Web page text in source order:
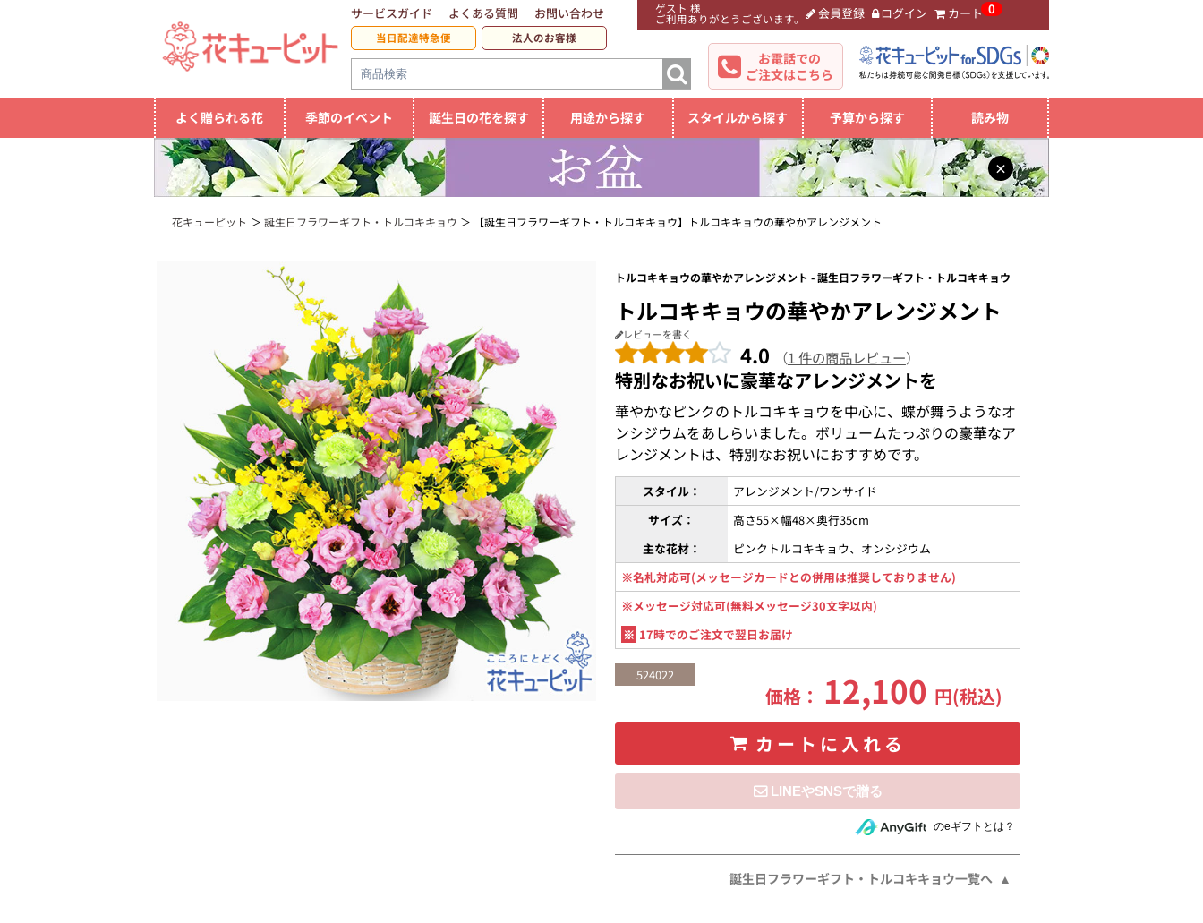
ゲスト 様
ご利用ありがとうございます。 会員登録 ログイン カート 0
サービスガイド よくある質問 お問い合わせ
当日配達特急便 法人のお客様
お電話での
ご注文はこちら
よく贈られる花 季節のイベント 誕生日の花を探す 用途から探す スタイルから探す 予算から探す 読み物
×
花キューピット 誕生日フラワーギフト・トルコキキョウ 【誕生日フラワーギフト・トルコキキョウ】トルコキキョウの華やかアレンジメント
トルコキキョウの華やかアレンジメント - 誕生日フラワーギフト・トルコキキョウ
トルコキキョウの華やかアレンジメント
レビューを書く
4.0 （1 件の商品レビュー）
特別なお祝いに豪華なアレンジメントを
華やかなピンクのトルコキキョウを中心に、蝶が舞うようなオ
ンシジウムをあしらいました。ボリュームたっぷりの豪華なア
レンジメントは、特別なお祝いにおすすめです。
スタイル：
アレンジメント/ワンサイド
サイズ：
高さ55×幅48×奥行35cm
主な花材：
ピンクトルコキキョウ、オンシジウム
※名札対応可(メッセージカードとの併用は推奨しておりません)
※メッセージ対応可(無料メッセージ30文字以内)
※ 17時でのご注文で翌日お届け
524022
価格： 12,100 円(税込)
カートに入れる
住所を知らない相手にeギフトで贈るのeギフトとは？
誕生日フラワーギフト・トルコキキョウ一覧へ